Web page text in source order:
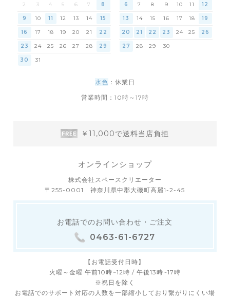
2 3 4 5 6 7 8
9 10 11 12 13 14 15
16 17 18 19 20 21 22
23 24 25 26 27 28 29
30 31
6 7 8 9 10 11 12
13 14 15 16 17 18 19
20 21 22 23 24 25 26
27 28 29 30
水色 ：休業日
営業時間：10時～17時
￥11,000で送料当店負担
オンラインショップ
株式会社スペースクリエーター
〒255-0001 神奈川県中郡大磯町高麗1-2-45
お電話でのお問い合わせ・ご注文
0463-61-6727
【お電話受付日時】
火曜～金曜 午前10時~12時 / 午後13時~17時
※祝日を除く
お電話でのサポート対応の人数を一部縮小しており繋がりにくい場